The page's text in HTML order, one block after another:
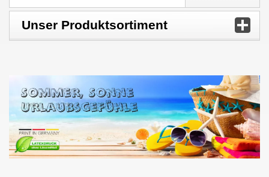
Unser Produktsortiment